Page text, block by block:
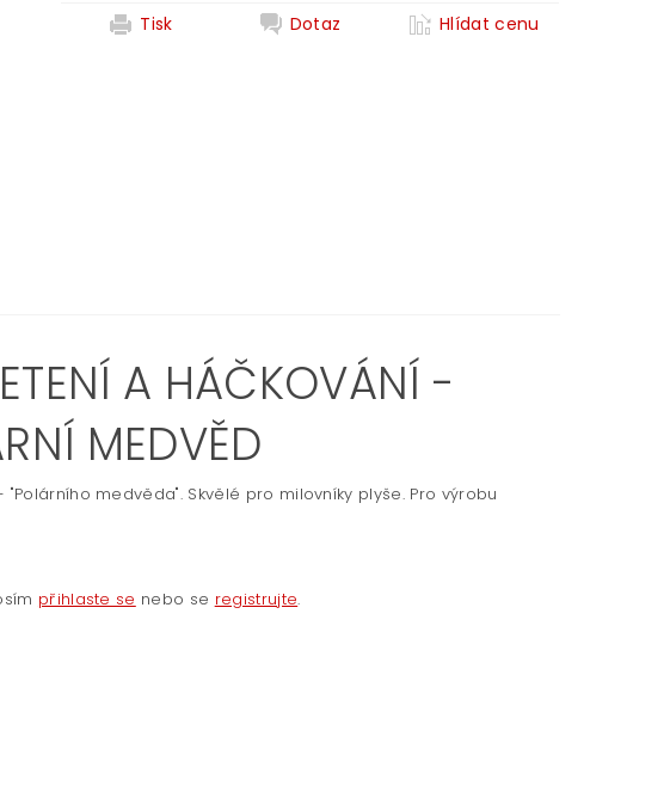
Tisk
Dotaz Hlídat cenu
A HÁČKOVÁNÍ -
MEDVĚD
medvěda". Skvělé pro milovníky plyše. Pro výrobu
přihlaste se nebo se registrujte.